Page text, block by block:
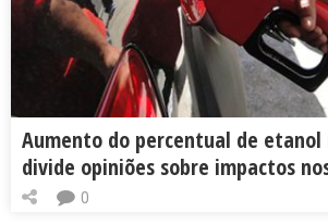
Aumento do percentual de etanol
divide opiniões sobre impactos
0